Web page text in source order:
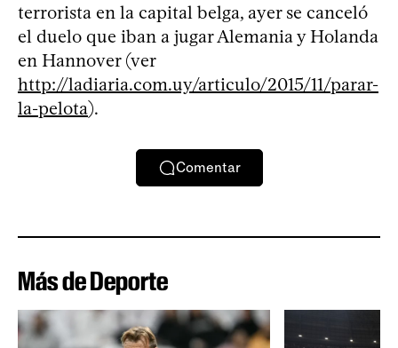
terrorista en la capital belga, ayer se canceló
el duelo que iban a jugar Alemania y Holanda
en Hannover (ver
http://ladiaria.com.uy/articulo/2015/11/parar-
la-pelota).
Comentar
Más de Deporte